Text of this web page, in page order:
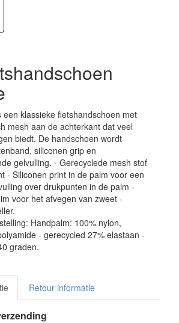
een klassieke fietshandschoen met
mesh aan de achterkant dat veel
biedt. De handschoen wordt
siliconen grip en
gelvulling. - Gerecyclede mesh stof
- Siliconen print in de palm voor een
over drukpunten in de palm -
voor het afvegen van zweet -
Handpalm: 100% nylon,
- gerecycled 27% elastaan -
graden.
Retour informatie